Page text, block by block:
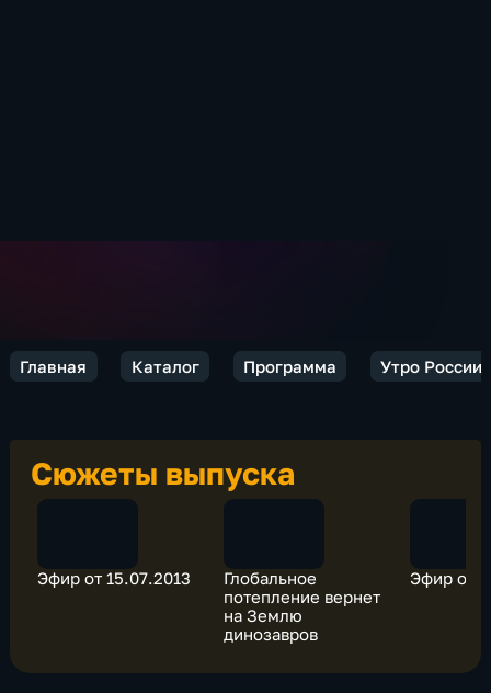
Главная Каталог Программа Утро России
Сюжеты выпуска
Эфир от 15.07.2013
Глобальное
потепление вернет
на Землю
динозавров
Эфир от